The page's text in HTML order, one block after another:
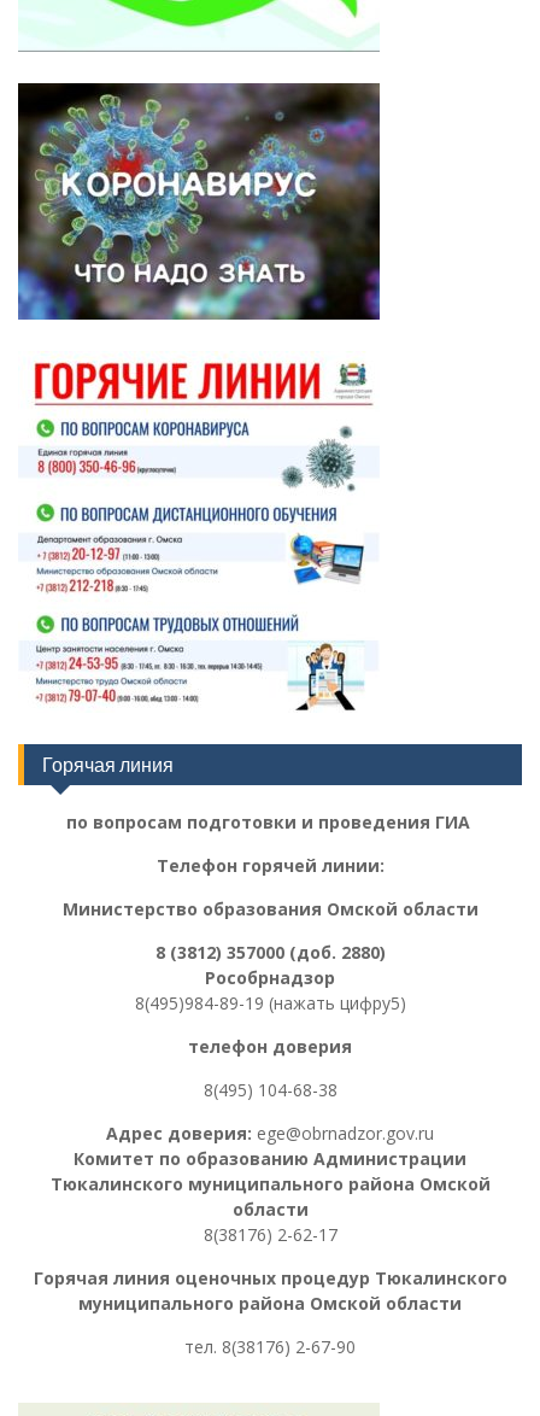
Горячая линия
по вопросам подготовки и проведения ГИА
Телефон горячей линии:
Министерство образования Омской области
8 (3812) 357000 (доб. 2880)
Рособрнадзор
8(495)984-89-19 (нажать цифру5)
телефон доверия
8(495) 104-68-38
Адрес доверия: ege@obrnadzor.gov.ru
Комитет по образованию Администрации
Тюкалинского муниципального района Омской
области
8(38176) 2-62-17
Горячая линия оценочных процедур Тюкалинского
муниципального района Омской области
тел. 8(38176) 2-67-90